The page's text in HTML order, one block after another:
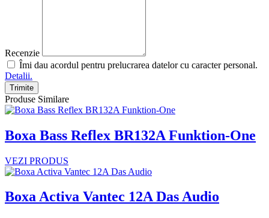
Recenzie
Îmi dau acordul pentru prelucrarea datelor cu caracter personal.
Detalii.
Trimite
Produse Similare
Boxa Bass Reflex BR132A Funktion-One
VEZI PRODUS
Boxa Activa Vantec 12A Das Audio